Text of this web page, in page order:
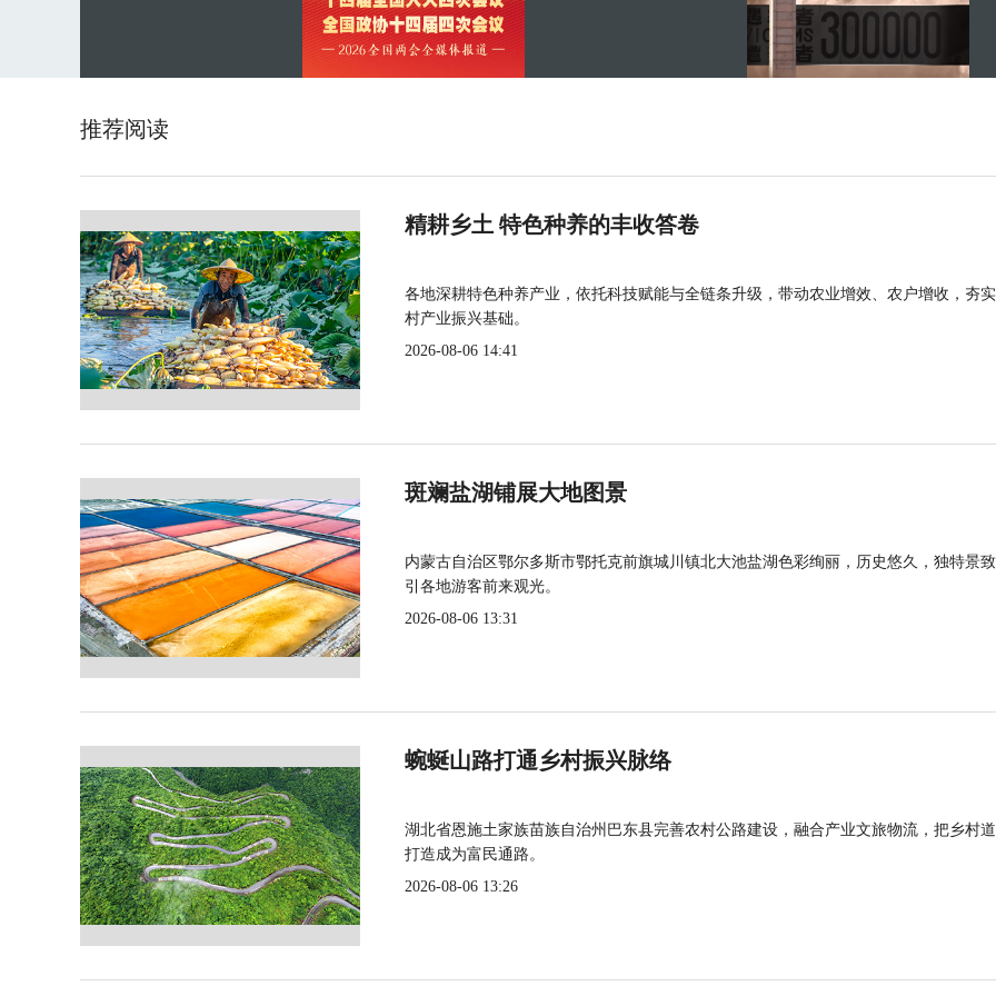
推荐阅读
精耕乡土 特色种养的丰收答卷
各地深耕特色种养产业，依托科技赋能与全链条升级，带动农业增效、农户增收，夯
村产业振兴基础。
2026-08-06 14:41
斑斓盐湖铺展大地图景
内蒙古自治区鄂尔多斯市鄂托克前旗城川镇北大池盐湖色彩绚丽，历史悠久，独特景
引各地游客前来观光。
2026-08-06 13:31
蜿蜒山路打通乡村振兴脉络
湖北省恩施土家族苗族自治州巴东县完善农村公路建设，融合产业文旅物流，把乡村
打造成为富民通路。
2026-08-06 13:26